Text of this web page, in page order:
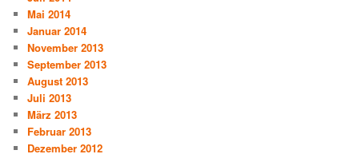
Mai 2014
Januar 2014
November 2013
September 2013
August 2013
Juli 2013
März 2013
Februar 2013
Dezember 2012